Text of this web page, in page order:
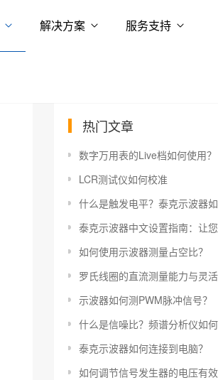
解决方案 服务支持
热门文章
数字万用表的Live档如何使用？
LCR测试仪如何校准
什么是触发电平？泰克示波器如何设置触
泰克示波器中文设置指南：让您的示波器更
如何使用示波器测量占空比？
罗氏线圈的直流测量能力与灵活应
示波器如何测PWM脉冲信号？
什么是信噪比？频谱分析仪如何测量信
泰克示波器如何连接到电脑？
如何调节信号发生器的电压有效